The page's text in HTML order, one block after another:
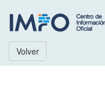
Volver